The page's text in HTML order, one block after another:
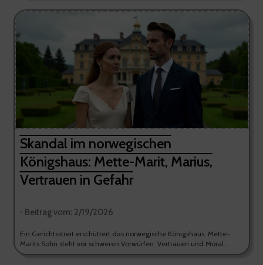
Skandal im norwegischen
Königshaus: Mette-Marit, Marius,
Vertrauen in Gefahr
⋅ Beitrag vom: 2/19/2026
Ein Gerichtsstreit erschüttert das norwegische Königshaus. Mette-
Marits Sohn steht vor schweren Vorwürfen. Vertrauen und Moral...